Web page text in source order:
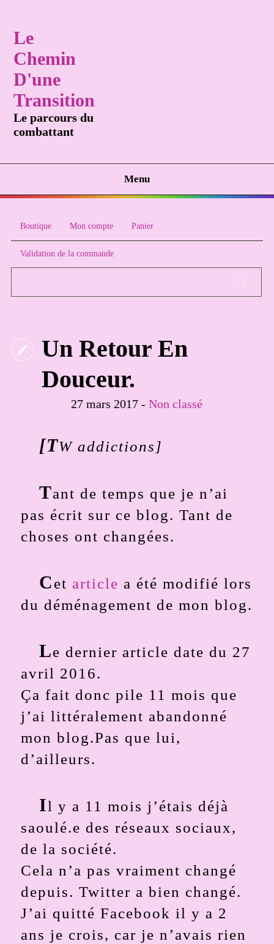
Le
Chemin
D'une
Transition
Le parcours du
combattant
Menu
Boutique Mon compte Panier
Validation de la commande
Un Retour En
Douceur.
27 mars 2017 -Non classé
[TW addictions]
Tant de temps que je n’ai
pas écrit sur ce blog. Tant de
choses ont changées.
Cet article a été modifié lors
du déménagement de mon blog.
Le dernier article date du 27
avril 2016.
Ça fait donc pile 11 mois que
j’ai littéralement abandonné
mon blog.Pas que lui,
d’ailleurs.
Il y a 11 mois j’étais déjà
saoulé.e des réseaux sociaux,
de la société.
Cela n’a pas vraiment changé
depuis. Twitter a bien changé.
J’ai quitté Facebook il y a 2
ans je crois, car je n’avais rien